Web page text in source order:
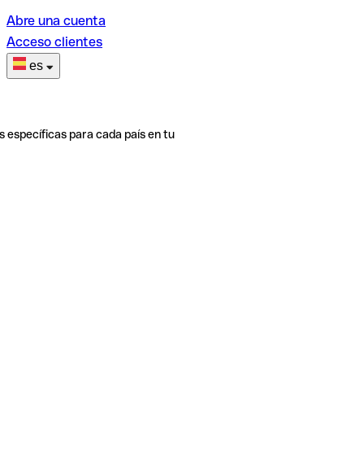
Abre una cuenta
Acceso clientes
es
específicas para cada país en tu